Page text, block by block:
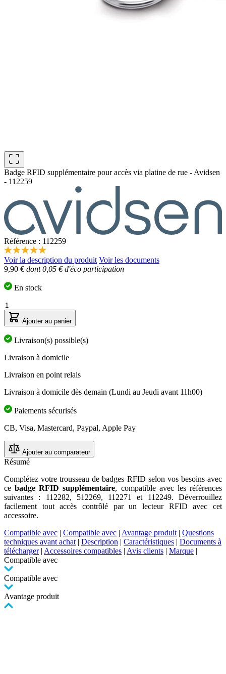
Badge RFID supplémentaire pour accès via platine de rue - Avidsen
- 112259
Référence : 112259
5.0
étoiles
sur
valeur
la
note
moyenne.
Read
5
Reviews.
sur
même
Voir la description du produit Voir les documents
9,90 € dont 0,05 € d'éco participation
En stock
Quantité
Ajouter au panier
Livraison(s) possible(s)
Livraison à domicile
Livraison en point relais
Livraison à domicile dès demain (Lundi au Jeudi avant 11h00)
Paiements sécurisés
CB, Visa, Mastercard, Paypal, Apple Pay
Ajouter au comparateur
Résumé
Complétez votre trousseau de badges RFID selon vos besoins avec
cebadge RFID supplémentaire, compatible avec les références
suivantes : 112282, 512269, 112271 et 112249. Déverrouillez
facilement tout accès contrôlé par un lecteur RFID avec cet
accessoire.
Compatible avec | Compatible avec | Avantage produit | Questions
techniques avant achat | Description | Caractéristiques | Documents à
télécharger | Accessoires compatibles | Avis clients | Marque |
Compatible avec
Compatible avec
Avantage produit